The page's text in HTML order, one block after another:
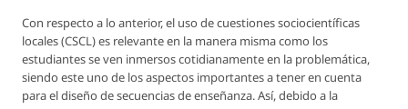
Con respecto a lo anterior, el uso de cuestiones sociocientíficas
locales (CSCL) es relevante en la manera misma como los
estudiantes se ven inmersos cotidianamente en la problemática,
siendo este uno de los aspectos importantes a tener en cuenta
para el diseño de secuencias de enseñanza. Así, debido a la